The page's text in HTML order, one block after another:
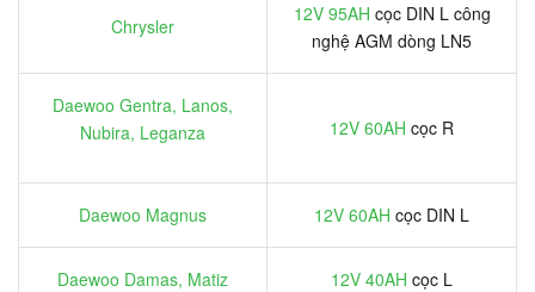
Chrysler
12V 95AH cọc DIN L công
nghệ AGM dòng LN5
Daewoo Gentra, Lanos,
Nubira, Leganza
12V 60AH cọc R
Daewoo Magnus 12V 60AH cọc DIN L
Daewoo Damas, Matiz 12V 40AH cọc L